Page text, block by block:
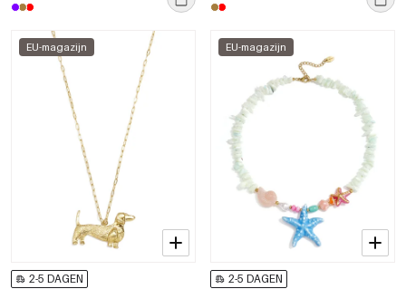
EU-magazijn
2-5 DAGEN
EU-magazijn
2-5 DAGEN